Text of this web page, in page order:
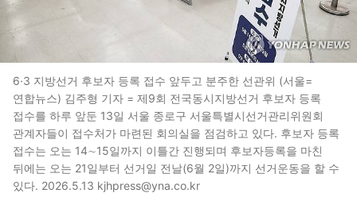
6·3 지방선거 후보자 등록 접수 앞두고 분주한 선관위 (서울=
연합뉴스) 김주형 기자 = 제9회 전국동시지방선거 후보자 등록
접수를 하루 앞둔 13일 서울 종로구 서울특별시선거관리위원회
관계자들이 접수처가 마련된 회의실을 점검하고 있다. 후보자 등록
접수는 오는 14∼15일까지 이틀간 진행되며 후보자등록을 마친
뒤에는 오는 21일부터 선거일 전날(6월 2일)까지 선거운동을 할 수
있다. 2026.5.13 kjhpress@yna.co.kr